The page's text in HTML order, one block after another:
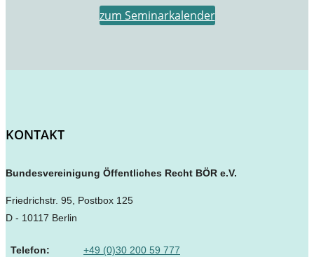
zum Seminarkalender
KONTAKT
Bundesvereinigung Öffentliches Recht BÖR e.V.
Friedrichstr. 95, Postbox 125
D - 10117 Berlin
Telefon: +49 (0)30 200 59 777